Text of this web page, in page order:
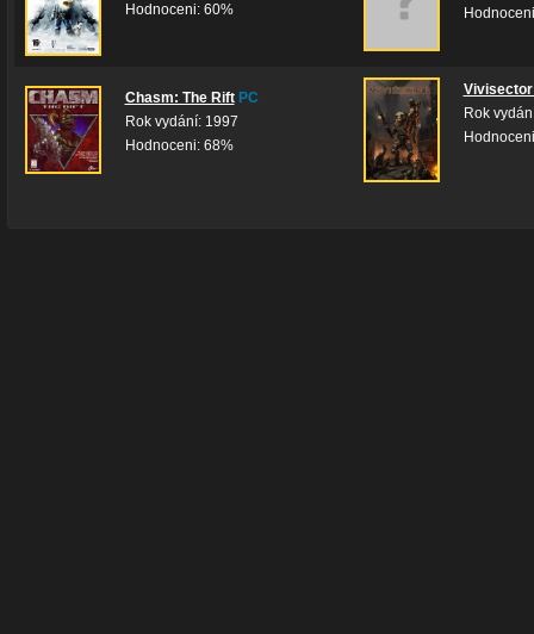
Hodnoceni: 60%
Chasm: The Rift PC
Rok vydání: 1997
Hodnoceni: 68%
Rok